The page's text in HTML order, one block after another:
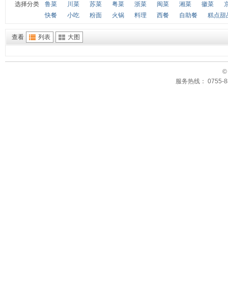
选择分类 鲁菜 川菜 苏菜 粤菜 浙菜 闽菜 湘菜 徽菜
快餐
小吃 粉面 火锅 料理 西餐 自助餐 糕点甜
查看 列表 大图
©
服务热线： 0755-